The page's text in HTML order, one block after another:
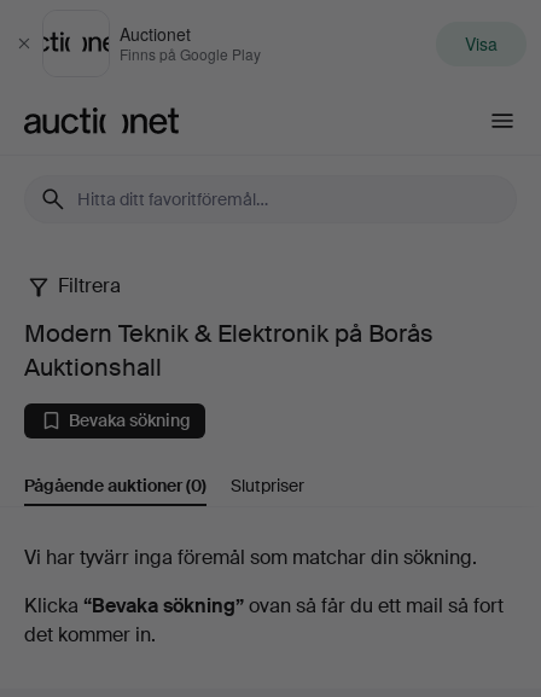
Stäng
Auctionet
Finns på Google Play Visa
Modern
Teknik
&
Elektronik
Borås
Auktionshall
Filtrera
Modern Teknik & Elektronik på Borås
Auktionshall
Bevaka sökning
Pågående auktioner(0) Slutpriser
Pågående
auktioner
Vi har tyvärr inga föremål som matchar din sökning.
Klicka “Bevaka sökning”ovan så får du ett mail så fort
det kommer in.